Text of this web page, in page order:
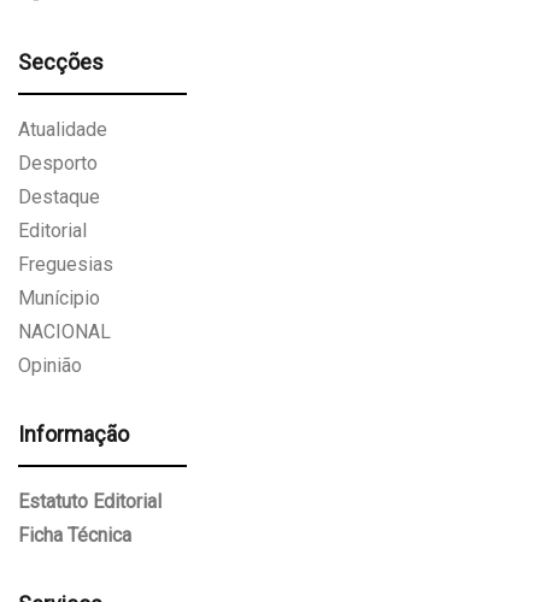
Secções
Atualidade
Desporto
Destaque
Editorial
Freguesias
Munícipio
NACIONAL
Opinião
Informação
Estatuto Editorial
Ficha Técnica